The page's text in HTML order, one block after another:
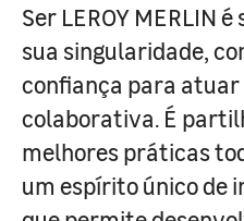
Ser LEROY MERLIN
sua singularidade,
confiança para
colaborativa. É
melhores práticas
um espírito único de